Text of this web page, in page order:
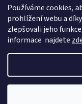
Používáme cookies,
prohlížení webu a
zlepšovali jeho
informace najdete
Facebook